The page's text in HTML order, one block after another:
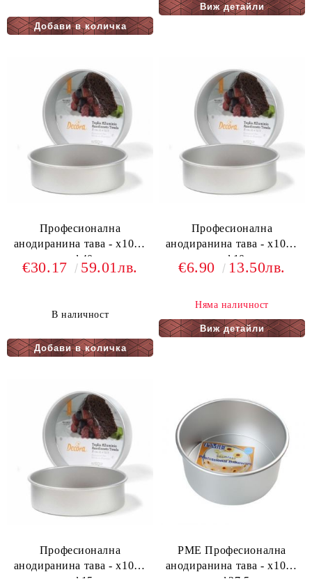
Виж детайли
Професионална
анодиранина тава - х10см
- ф40
€30.17 59.01лв.
В наличност
Професионална
анодиранина тава - х10см
- ф10
€6.90 13.50лв.
Няма наличност
Виж детайли
Професионална
анодиранина тава - х10см
PME Професионална
анодиранина тава - х10см